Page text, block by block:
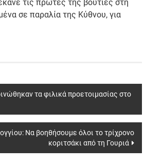
τις πρώτες της βουτιές στη
σε παραλία της Κύθνου, για
τα φιλικά προετοιμασίας στο
Να βοηθήσουμε όλοι το τρίχρονο
κοριτσάκι από τη Γουριά